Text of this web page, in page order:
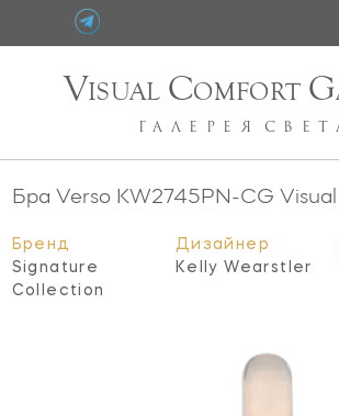
VISUAL COMFORT G
ГАЛЕРЕЯ
Бра Verso KW2745PN-CG
Бренд
Signature
Collection
Дизайнер
Kelly Wearstler